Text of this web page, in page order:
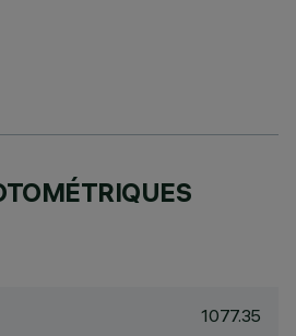
1077.35